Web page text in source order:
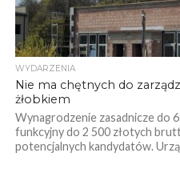
WYDARZENIA
Nie ma chętnych do
żłobkiem
Wynagrodzenie zasadnicze do
funkcyjny do 2 500 złotych
potencjalnych kandydatów.